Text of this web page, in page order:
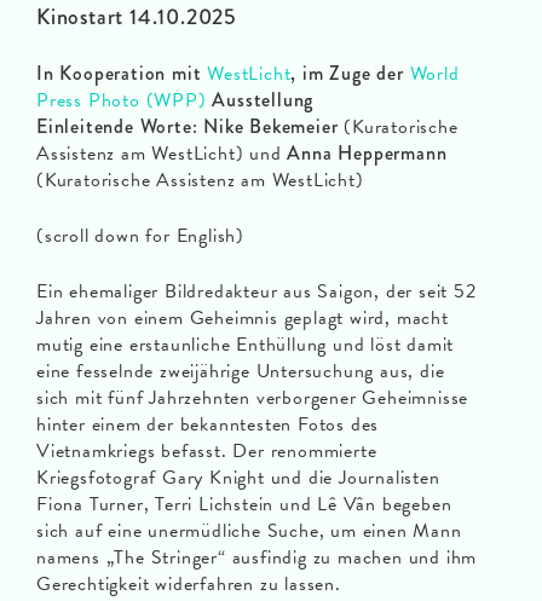
Kinostart 14.10.2025
In Kooperation mitWestLicht, im Zuge der World
Press Photo (WPP) Ausstellung
Einleitende Worte: Nike Bekemeier(Kuratorische
Assistenz am WestLicht) undAnna Heppermann
(Kuratorische Assistenz am WestLicht)
(scroll down for English)
Ein ehemaliger Bildredakteur aus Saigon, der seit 52
Jahren von einem Geheimnis geplagt wird, macht
mutig eine erstaunliche Enthüllung und löst damit
eine fesselnde zweijährige Untersuchung aus, die
sich mit fünf Jahrzehnten verborgener Geheimnisse
hinter einem der bekanntesten Fotos des
Vietnamkriegs befasst. Der renommierte
Kriegsfotograf Gary Knight und die Journalisten
Fiona Turner, Terri Lichstein und Lê Vân begeben
sich auf eine unermüdliche Suche, um einen Mann
namens „The Stringer“ ausfindig zu machen und ihm
Gerechtigkeit widerfahren zu lassen.